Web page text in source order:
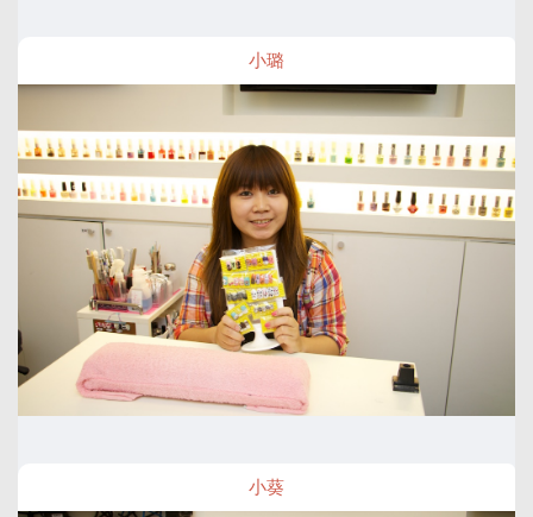
小璐
小葵